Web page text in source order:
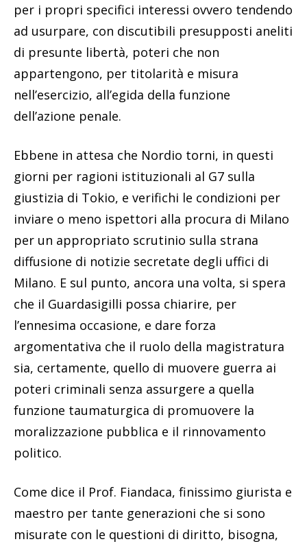
per i propri specifici interessi ovvero tendendo
ad usurpare, con discutibili presupposti aneliti
di presunte libertà, poteri che non
appartengono, per titolarità e misura
nell’esercizio, all’egida della funzione
dell’azione penale.
Ebbene in attesa che Nordio torni, in questi
giorni per ragioni istituzionali al G7 sulla
giustizia di Tokio, e verifichi le condizioni per
inviare o meno ispettori alla procura di Milano
per un appropriato scrutinio sulla strana
diffusione di notizie secretate degli uffici di
Milano. E sul punto, ancora una volta, si spera
che il Guardasigilli possa chiarire, per
l’ennesima occasione, e dare forza
argomentativa che il ruolo della magistratura
sia, certamente, quello di muovere guerra ai
poteri criminali senza assurgere a quella
funzione taumaturgica di promuovere la
moralizzazione pubblica e il rinnovamento
politico.
Come dice il Prof. Fiandaca, finissimo giurista e
maestro per tante generazioni che si sono
misurate con le questioni di diritto, bisogna,